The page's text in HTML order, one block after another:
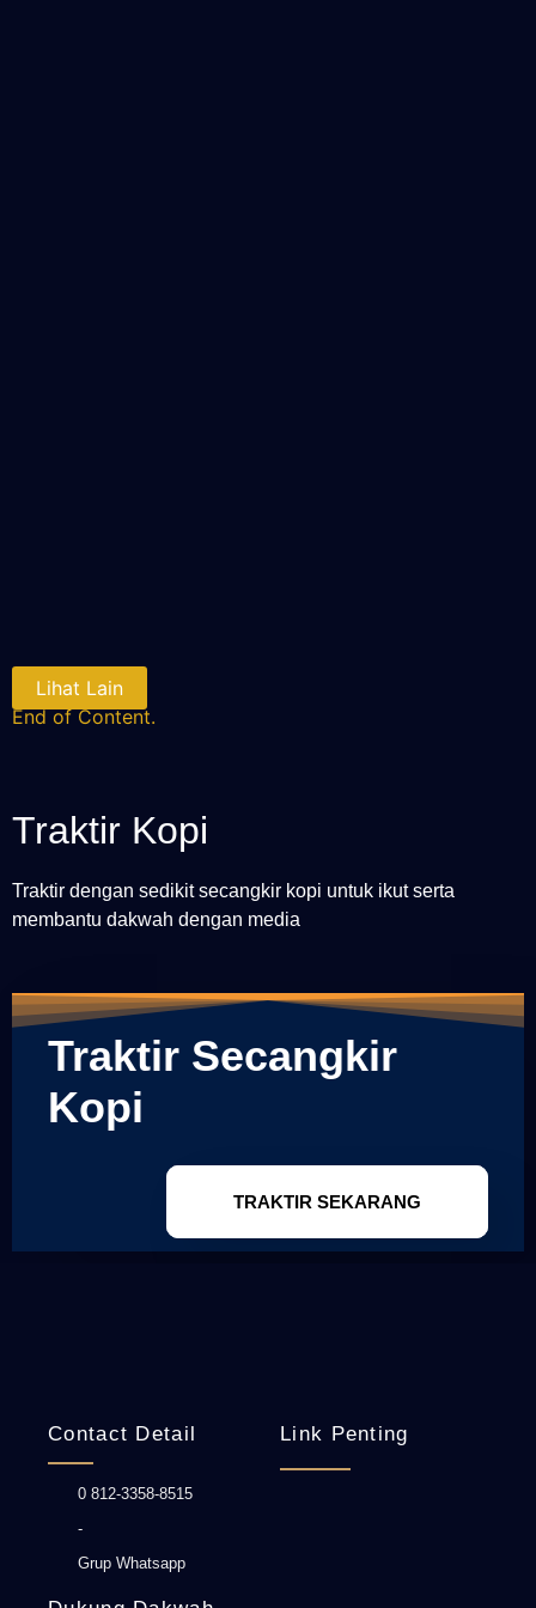
Lihat Lain
End of Content.
Traktir Kopi
Traktir dengan sedikit secangkir kopi untuk ikut serta
membantu dakwah dengan media
Traktir Secangkir
Kopi
TRAKTIR SEKARANG
Contact Detail
0 812-3358-8515
-
Grup Whatsapp
Link Penting